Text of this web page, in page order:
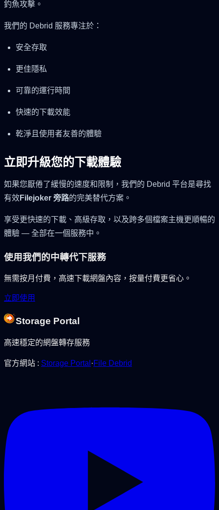
釣魚攻擊。
我們的 Debrid 服務專注於：
安全存取
更佳隱私
可靠的運行時間
快速的下載效能
乾淨且使用者友善的體驗
立即升級您的下載體驗
如果您厭倦了緩慢的速度和限制，我們的 Debrid 平台是尋找
有效Filejoker 旁路的完美替代方案。
享受更快速的下載、高級存取，以及跨多個檔案主機更順暢的
體驗 — 全部在一個服務中。
使用我們的中轉代下服務
無需按月付費，高速下載網盤內容，按量付費更省心。
立即使用
Storage Portal
高速穩定的網盤轉存服務
官方網站 : Storage Portal ·File Debrid